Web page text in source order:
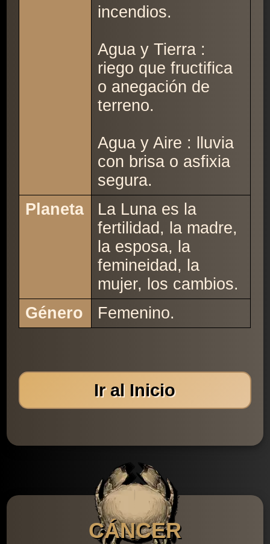
incendios.
Agua y Tierra :
riego que fructifica
o anegación de
terreno.
Agua y Aire : lluvia
con brisa o asfixia
segura.
Planeta
La Luna es la
fertilidad, la madre,
la esposa, la
femineidad, la
mujer, los cambios.
Género
Femenino.
Ir al Inicio
CÁNCER